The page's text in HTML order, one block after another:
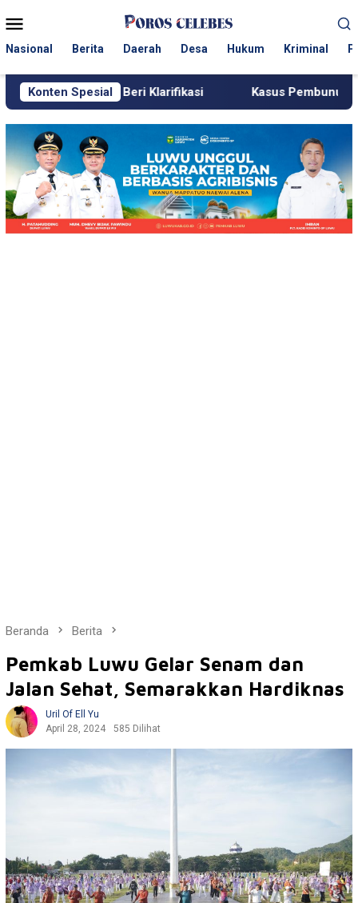
ke
Mobile
Nasional Berita Daerah Desa Hukum Kriminal
Konten Spesial
Beri Klarifikasi Kasus Pembunuhan Perempuan di
Beranda Berita
Pemkab Luwu Gelar Senam dan
Jalan Sehat, Semarakkan Hardiknas
Uril Of Ell Yu
April 28, 2024
585 Dilihat